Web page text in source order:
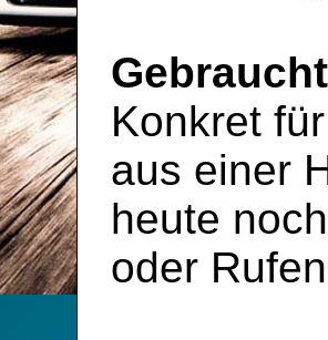
Konkret
aus einer
heute
oder